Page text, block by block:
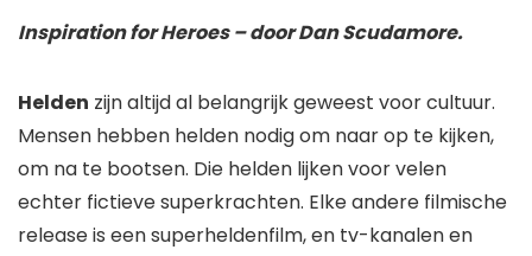
Inspiration for Heroes – door Dan Scudamore.
Helden zijn altijd al belangrijk geweest voor cultuur.
Mensen hebben helden nodig om naar op te kijken,
om na te bootsen. Die helden lijken voor velen
echter fictieve superkrachten. Elke andere filmische
release is een superheldenfilm, en tv-kanalen en